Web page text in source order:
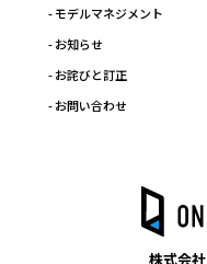
- モデルマネジメント
- お知らせ
- お詫びと訂正
- お問い合わせ
株式会